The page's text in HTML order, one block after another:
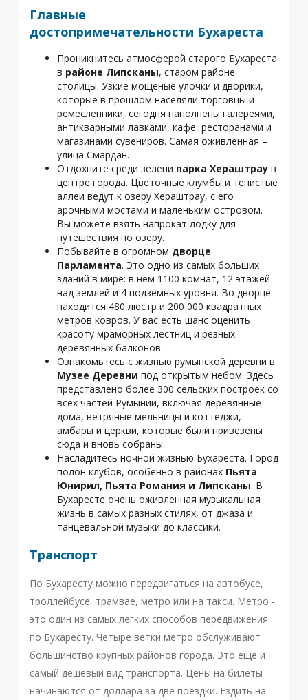
Главные
достопримечательности Бухареста
Проникнитесь атмосферой старого Бухареста
в районе Липсканы, старом районе
столицы. Узкие мощеные улочки и дворики,
которые в прошлом населяли торговцы и
ремесленники, сегодня наполнены галереями,
антикварными лавками, кафе, ресторанами и
магазинами сувениров. Самая оживленная –
улица Смардан.
Отдохните среди зелени парка Хераштраув
центре города. Цветочные клумбы и тенистые
аллеи ведут к озеру Хераштрау, с его
арочными мостами и маленьким островом.
Вы можете взять напрокат лодку для
путешествия по озеру.
Побывайте в огромном дворце
Парламента. Это одно из самых больших
зданий в мире: в нем 1100 комнат, 12 этажей
над землей и 4 подземных уровня. Во дворце
находится 480 люстр и 200 000 квадратных
метров ковров. У вас есть шанс оценить
красоту мраморных лестниц и резных
деревянных балконов.
Ознакомьтесь с жизнью румынской деревни в
Музее Деревни под открытым небом. Здесь
представлено более 300 сельских построек со
всех частей Румынии, включая деревянные
дома, ветряные мельницы и коттеджи,
амбары и церкви, которые были привезены
сюда и вновь собраны.
Насладитесь ночной жизнью Бухареста. Город
полон клубов, особенно в районах Пьята
Юнирил, Пьята Романия и Липсканы. В
Бухаресте очень оживленная музыкальная
жизнь в самых разных стилях, от джаза и
танцевальной музыки до классики.
Транспорт
По Бухаресту можно передвигаться на автобусе,
троллейбусе, трамвае, метро или на такси. Метро -
это один из самых легких способов передвижения
по Бухаресту. Четыре ветки метро обслуживают
большинство крупных районов города. Это еще и
самый дешевый вид транспорта. Цены на билеты
начинаются от доллара за две поездки. Ездить на